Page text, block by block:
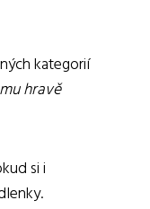
kategorií
hravě
si i